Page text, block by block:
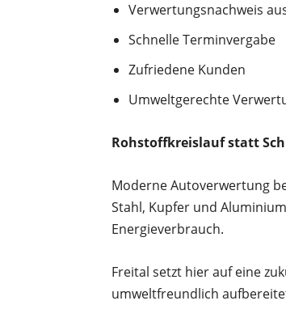
Verwertungsnachweis
Schnelle Terminvergabe
Zufriedene Kunden
Umweltgerechte
Rohstoffkreislauf statt
Moderne Autoverwertung
Stahl, Kupfer und
Energieverbrauch.
Freital setzt hier auf eine
umweltfreundlich